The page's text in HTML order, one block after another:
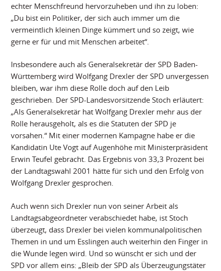
echter Menschfreund hervorzuheben und ihn zu loben:
„Du bist ein Politiker, der sich auch immer um die
vermeintlich kleinen Dinge kümmert und so zeigt, wie
gerne er für und mit Menschen arbeitet“.
Insbesondere auch als Generalsekretär der SPD Baden-
Württemberg wird Wolfgang Drexler der SPD unvergessen
bleiben, war ihm diese Rolle doch auf den Leib
geschrieben. Der SPD-Landesvorsitzende Stoch erläutert:
„Als Generalsekretär hat Wolfgang Drexler mehr aus der
Rolle herausgeholt, als es die Statuten der SPD je
vorsahen.“ Mit einer modernen Kampagne habe er die
Kandidatin Ute Vogt auf Augenhöhe mit Ministerpräsident
Erwin Teufel gebracht. Das Ergebnis von 33,3 Prozent bei
der Landtagswahl 2001 hätte für sich und den Erfolg von
Wolfgang Drexler gesprochen.
Auch wenn sich Drexler nun von seiner Arbeit als
Landtagsabgeordneter verabschiedet habe, ist Stoch
überzeugt, dass Drexler bei vielen kommunalpolitischen
Themen in und um Esslingen auch weiterhin den Finger in
die Wunde legen wird. Und so wünscht er sich und der
SPD vor allem eins: „Bleib der SPD als Überzeugungstäter